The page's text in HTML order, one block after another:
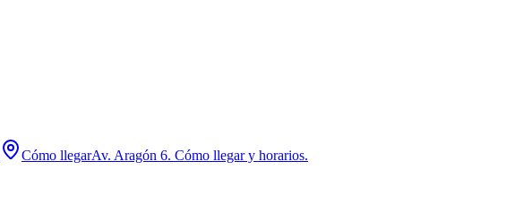
Cómo llegarAv. Aragón 6. Cómo llegar y horarios.